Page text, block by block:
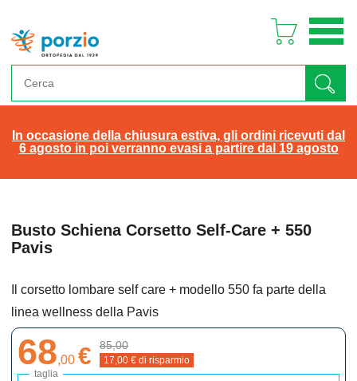
In occasione della chiusura estiva, gli ordini ricevuti dal
6 agosto in poi verranno evasi a partire dal 19 agosto
Busto Schiena Corsetto Self-Care + 550
Pavis
Il corsetto lombare self care + modello 550 fa parte della
linea wellness della Pavis
68,00 € 85,00
17,00 € di risparmio
taglia